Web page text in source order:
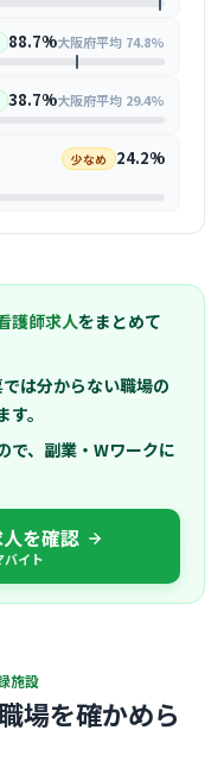
88.7%大阪府平均 74.8%
38.7%大阪府平均 29.4%
少なめ 24.2%
護師求人をまとめて
は分からない職場の
。
で、副業・Wワークに
を確認
バイト
施設
場を確かめら